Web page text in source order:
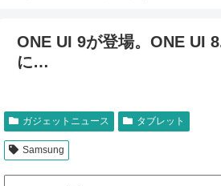
ONE UI 9が登場。ONE UI
に…
ガジェットニュース タブレット
Samsung